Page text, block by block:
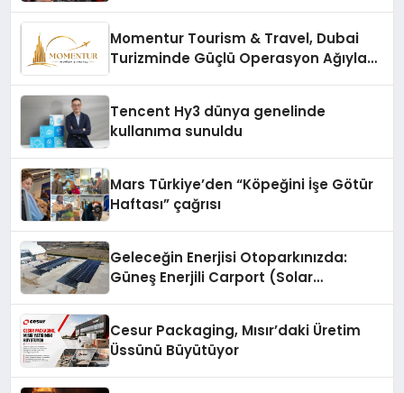
Momentur Tourism & Travel, Dubai
Turizminde Güçlü Operasyon Ağıyla
Tencent Hy3 dünya genelinde
kullanıma sunuldu
Mars Türkiye’den “Köpeğini İşe Götür
Haftası” çağrısı
Geleceğin Enerjisi Otoparkınızda:
Güneş Enerjili Carport (Solar
Cesur Packaging, Mısır’daki Üretim
Üssünü Büyütüyor